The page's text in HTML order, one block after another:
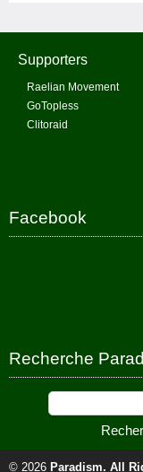
Supporters
Raelian Movement
GoTopless
Clitoraid
Facebook
Recherche
© 2026 Paradism. All